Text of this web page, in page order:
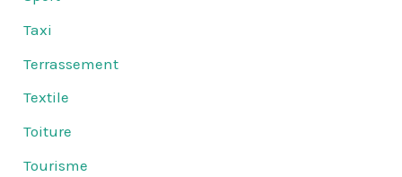
Taxi
Terrassement
Textile
Toiture
Tourisme